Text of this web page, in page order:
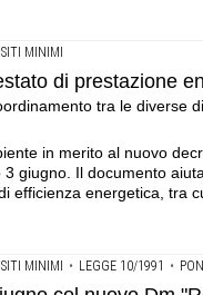
energetica(Ape)
MINIMI
di prestazione
tra le diverse
in merito al nuovo
giugno. Il documento
efficienza energetica, tra
MINIMI • LEGGE 10/1991 •